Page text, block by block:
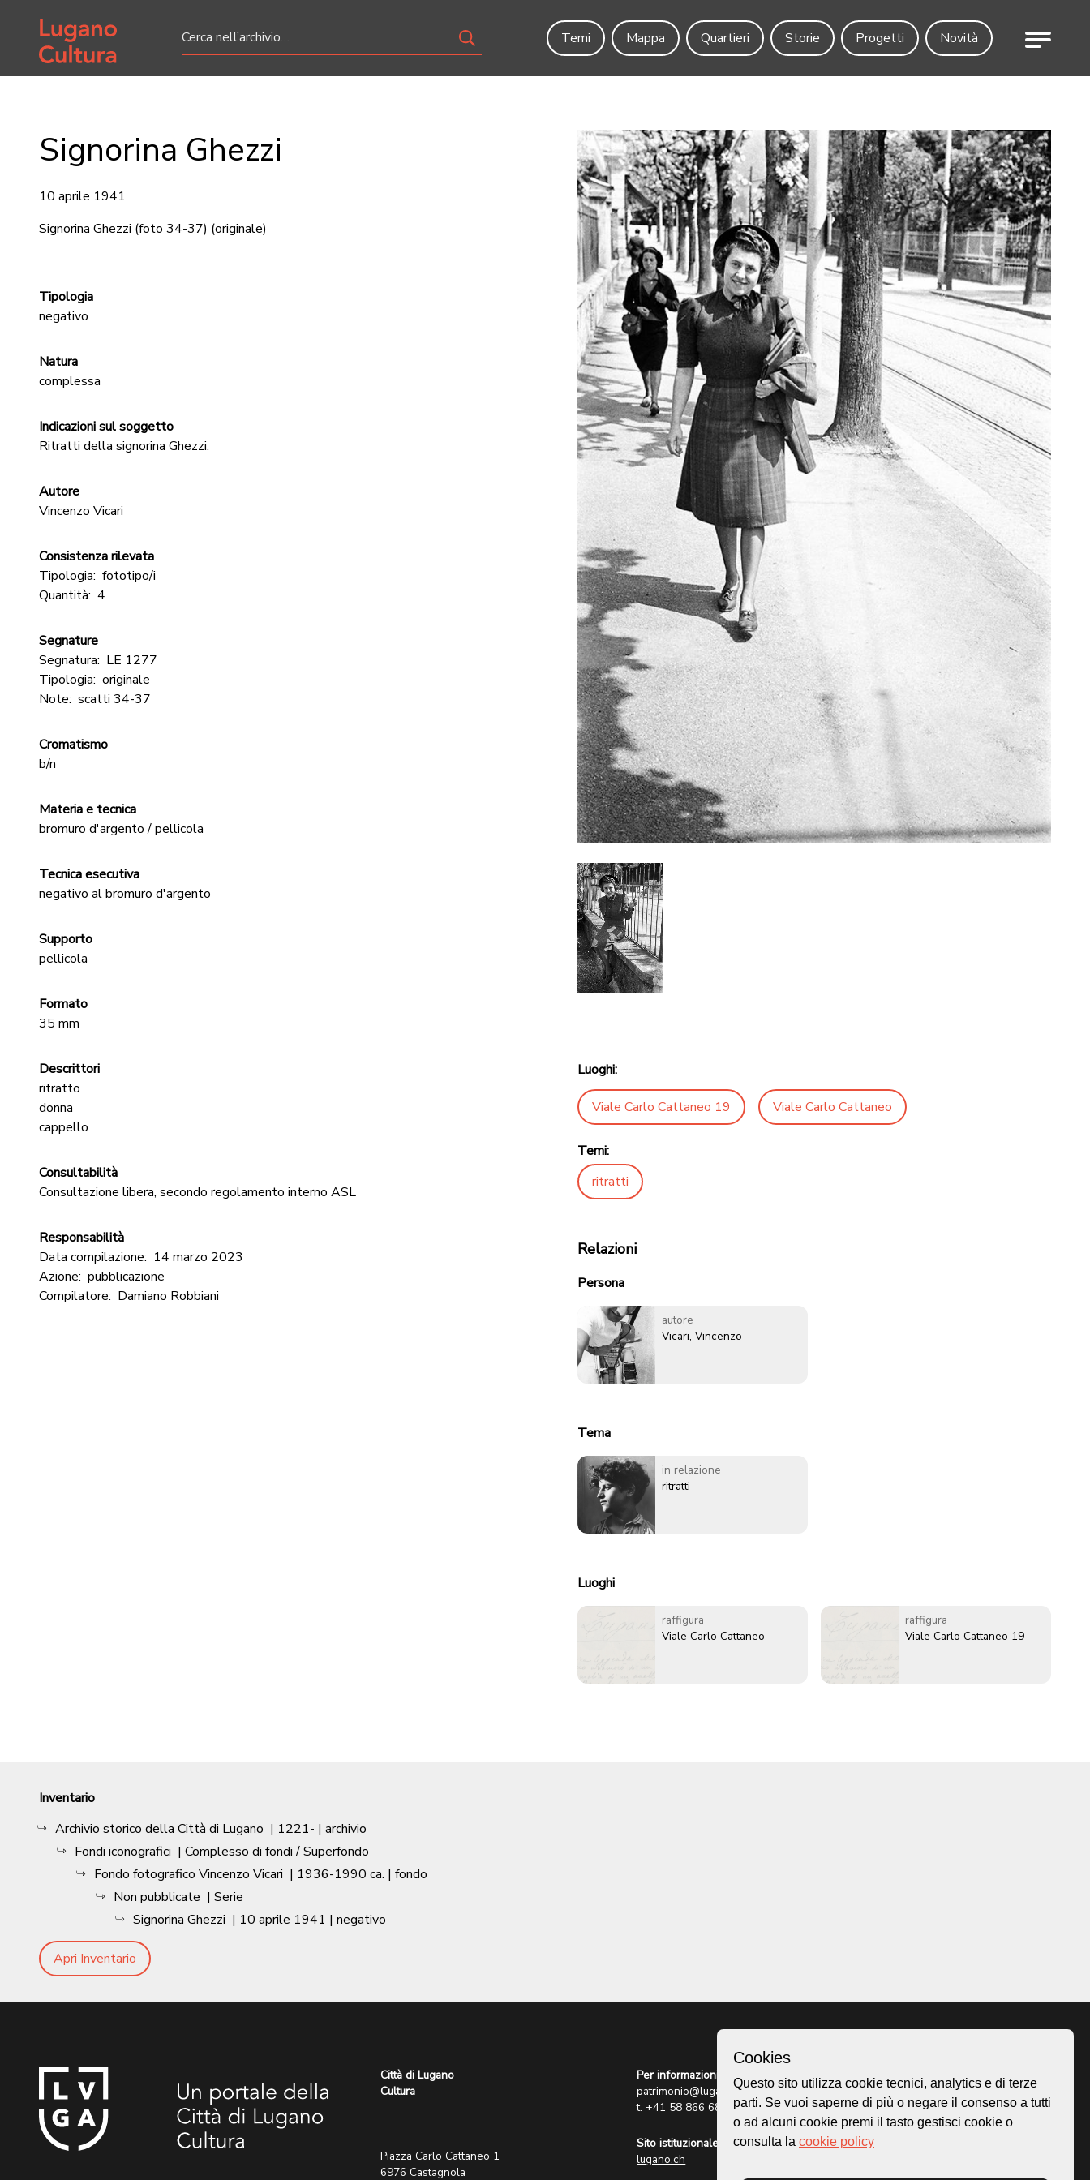
Home page
Temi
Mappa Quartieri Storie Progetti Novità Menu
Signorina Ghezzi
10 aprile 1941
Signorina Ghezzi (foto 34-37) (originale)
Tipologia
negativo
Natura
complessa
Indicazioni sul soggetto
Ritratti della signorina Ghezzi.
Autore
Vincenzo Vicari
Consistenza rilevata
Tipologia: fototipo/i
Quantità: 4
Segnature
Segnatura: LE 1277
Tipologia: originale
Note: scatti 34-37
Cromatismo
b/n
Materia e tecnica
bromuro d'argento / pellicola
Tecnica esecutiva
negativo al bromuro d'argento
Supporto
pellicola
Formato
35 mm
Descrittori
ritratto
donna
cappello
Consultabilità
Consultazione libera, secondo regolamento interno ASL
Responsabilità
Data compilazione: 14 marzo 2023
Azione: pubblicazione
Compilatore: Damiano Robbiani
Luoghi:
Viale Carlo Cattaneo 19 Viale Carlo Cattaneo
Temi:
ritratti
Relazioni
Persona
autore
Vicari, Vincenzo
Tema
in relazione
ritratti
Luoghi
raffigura
Viale Carlo Cattaneo
raffigura
Viale Carlo Cattaneo 19
Inventario
Archivio storico della Città di Lugano | 1221- | archivio
Fondi iconografici | Complesso di fondi / Superfondo
Fondo fotografico Vincenzo Vicari | 1936-1990 ca. | fondo
Non pubblicate | Serie
Signorina Ghezzi | 10 aprile 1941 | negativo
Apri Inventario
Città di Lugano
Cultura
Piazza Carlo Cattaneo 1
6976 Castagnola
Per informazioni:
patrimonio@lugano.ch
t. +41 58 866 68 50
Sito istituzionale:
lugano.ch
Homepage
Mappa
Storie
Cookies
Questo sito utilizza cookie tecnici, analytics e di terze
parti. Se vuoi saperne di più o negare il consenso a tutti
o ad alcuni cookie premi il tasto gestisci cookie o
consulta la cookie policy